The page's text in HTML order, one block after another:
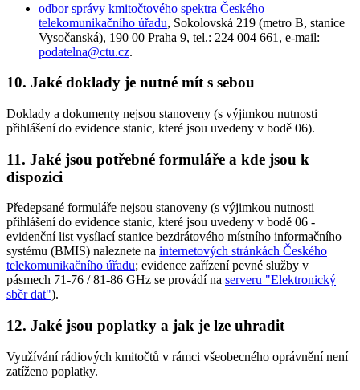
odbor správy kmitočtového spektra Českého
telekomunikačního úřadu, Sokolovská 219 (metro B, stanice
Vysočanská), 190 00 Praha 9, tel.: 224 004 661, e-mail:
podatelna@ctu.cz.
10. Jaké doklady je nutné mít s sebou
Doklady a dokumenty nejsou stanoveny (s výjimkou nutnosti
přihlášení do evidence stanic, které jsou uvedeny v bodě 06).
11. Jaké jsou potřebné formuláře a kde jsou k
dispozici
Předepsané formuláře nejsou stanoveny (s výjimkou nutnosti
přihlášení do evidence stanic, které jsou uvedeny v bodě 06 -
evidenční list vysílací stanice bezdrátového místního informačního
systému (BMIS) naleznete na internetových stránkách Českého
telekomunikačního úřadu; evidence zařízení pevné služby v
pásmech 71-76 / 81-86 GHz se provádí na serveru "Elektronický
sběr dat").
12. Jaké jsou poplatky a jak je lze uhradit
Využívání rádiových kmitočtů v rámci všeobecného oprávnění není
zatíženo poplatky.